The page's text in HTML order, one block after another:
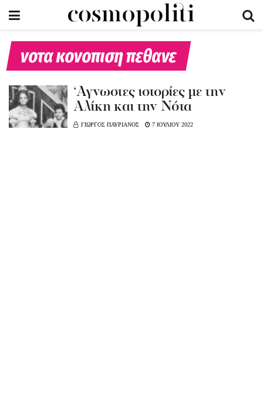
νοτα κονοπιση πεθανε
‘Αγνωστες ιστορίες με την
Αλίκη και την Νότα
ΓΙΩΡΓΟΣ ΠΑΥΡΙΑΝΟΣ 7 ΙΟΥΛΙΟΥ 2022